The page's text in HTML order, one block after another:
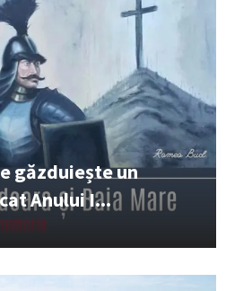
găzduiește un
Anului I...